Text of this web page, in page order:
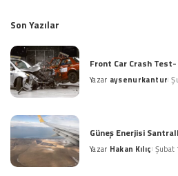
Son Yazılar
Front Car Crash Test-
Posted
Yazar aysenurkantur
Güneş Enerjisi
Posted
Yazar Hakan Kılıç Şubat